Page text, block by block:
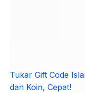
Tukar Gift Code
dan Koin, Cepat!